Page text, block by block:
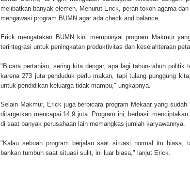
melibatkan banyak elemen. Menurut Erick, peran tokoh agama
mengawasi program BUMN agar ada check and balance.
Erick mengatakan BUMN kini mempunyai program Makmur
terintegrasi untuk peningkatan produktivitas dan kesejahteraan
"Bicara pertanian, sering kita dengar, apa lagi tahun-tahun politik
karena 273 juta penduduk perlu makan, tapi tulang punggung
untuk pendidikan keluarga tidak mampu," ungkapnya.
Selain Makmur, Erick juga berbicara program Mekaar yang
ditargetkan mencapai 14,9 juta. Program ini, berhasil
di saat banyak perusahaan lain memangkas jumlah karyawannya.
"Kalau sebuah program berjalan saat situasi normal itu biasa,
bahkan tumbuh saat situasi sulit, ini luar biasa," lanjut Erick.